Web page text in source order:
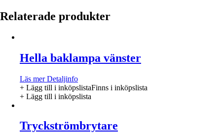
Relaterade produkter
Hella baklampa vänster
Läs merDetaljinfo
+ Lägg till i inköpslistaFinns i inköpslista
+ Lägg till i inköpslista
Tryckströmbrytare